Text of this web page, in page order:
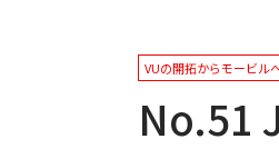
VUの開拓からモービル
No.51